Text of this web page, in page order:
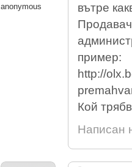
anonymous
вътре
пример:
http://
Кой
Написан